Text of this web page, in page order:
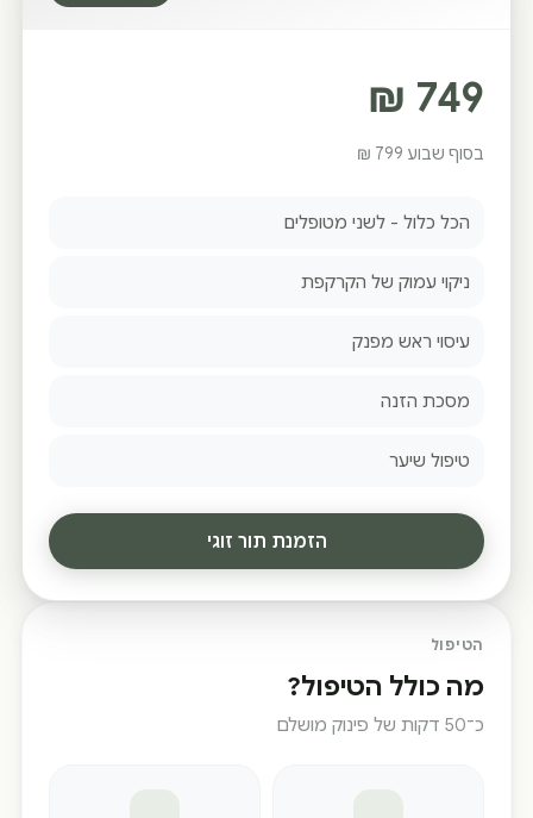
749
₪
בסוף שבוע 799 ₪
הכל כלול - לשני מטופלים
ניקוי עמוק של הקרקפת
עיסוי ראש מפנק
מסכת הזנה
טיפול שיער
הזמנת תור זוגי
הטיפול
מה כולל הטיפול?
כ־50 דקות של פינוק מושלם